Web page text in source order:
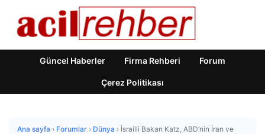
Güncel Haberler Firma Rehberi Forum
Çerez Politikası
Ana sayfa › Forumlar › Dünya › İsrailli Bakan Katz, ABD’nin İran ve